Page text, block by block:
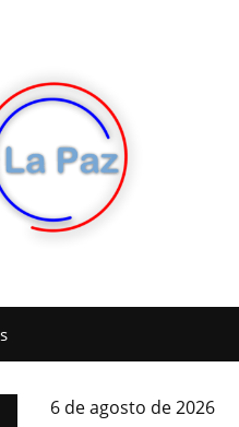
6 de agosto de 2026